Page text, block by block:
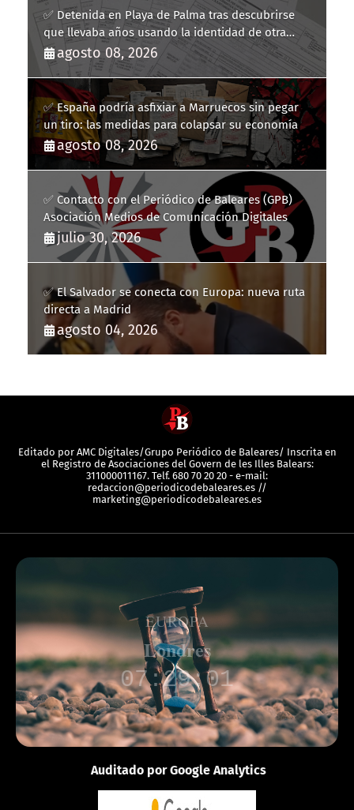
✅ Detenida en Playa de Palma tras descubrirse
que llevaba años usando la identidad de otra
persona
agosto 08, 2026
✅ España podría asfixiar a Marruecos sin pegar
un tiro: las medidas para colapsar su economía
agosto 08, 2026
✅ Contacto con el Periódico de Baleares (GPB)
Asociación Medios de Comunicación Digitales
julio 30, 2026
✅ El Salvador se conecta con Europa: nueva ruta
directa a Madrid
agosto 04, 2026
Editado por AMC Digitales/Grupo Periódico de Baleares/ Inscrita en
el Registro de Asociaciones del Govern de les Illes Balears:
311000011167. Telf. 680 70 20 20 - e-mail:
redaccion@periodicodebaleares.es //
marketing@periodicodebaleares.es
EUROPA
Londres
07:29:01
Auditado por Google Analytics